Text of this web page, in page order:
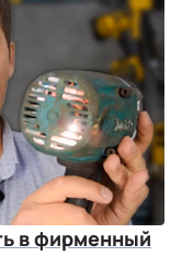
в фирменный